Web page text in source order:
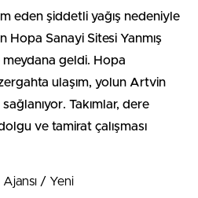
eden şiddetli yağış nedeniyle
Hopa Sanayi Sitesi Yanmış
geldi. Hopa
ulaşım, yolun Artvin
Takımlar, dere
ve tamirat çalışması
/ Yeni